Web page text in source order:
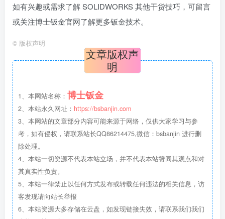
如有兴趣或需求了解 SOLIDWORKS 其他干货技巧，可留言
或关注博士钣金官网了解更多钣金技术。
© 版权声明
文章版权声
明
1、本网站名称： 博士钣金
2、本站永久网址： https://bsbanjin.com
3、本网站的文章部分内容可能来源于网络，仅供大家学习与参
考，如有侵权，请联系站长QQ86214475,微信：bsbanjin 进行删
除处理。
4、本站一切资源不代表本站立场，并不代表本站赞同其观点和对
其真实性负责。
5、本站一律禁止以任何方式发布或转载任何违法的相关信息，访
客发现请向站长举报
6、本站资源大多存储在云盘，如发现链接失效，请联系我们我们